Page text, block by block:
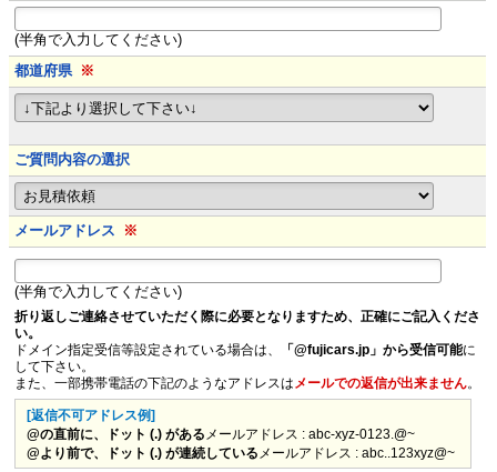
(半角で入力してください)
都道府県 ※
ご質問内容の選択
メールアドレス ※
(半角で入力してください)
折り返しご連絡させていただく際に必要となりますため、正確にご記入くださ
い。
ドメイン指定受信等設定されている場合は、
「@fujicars.jp」から受信可能に
して下さい。
また、一部携帯電話の下記のようなアドレスは メールでの返信が出来ません。
[返信不可アドレス例]
@の直前に、ドット (.) がある メールアドレス : abc-xyz-0123.@~
@より前で、ドット (.) が連続している メールアドレス : abc..123xyz@~